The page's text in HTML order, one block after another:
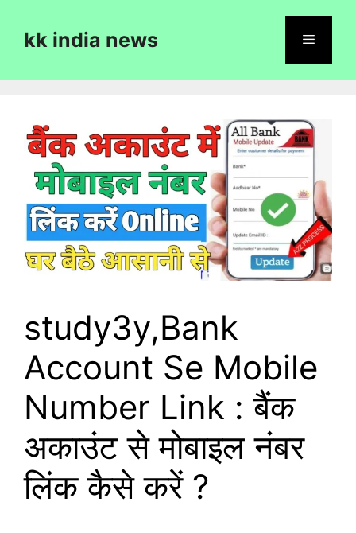
contentkk india news
study3y,Bank
Account Se Mobile
Number Link : बैंक
अकाउंट से मोबाइल नंबर
लिंक कैसे करें ?